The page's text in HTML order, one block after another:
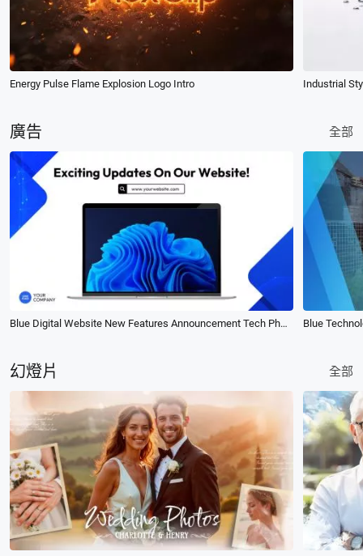
Energy Pulse Flame Explosion Logo Intro Industrial
廣告 全部
Blue Digital Website New Features Announcement Tech Phone Computer Business Slideshow
幻燈片 全部